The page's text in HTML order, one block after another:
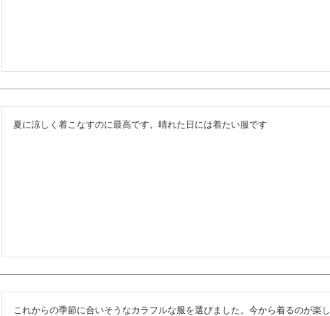
夏に涼しく着こなすのに最高です。晴れた日には着たい服です
これからの季節に合いそうなカラフルな服を選びました。今から着るのが楽